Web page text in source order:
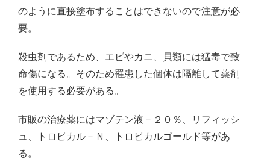
のように直接塗布することはできないので注意が必
要。
殺虫剤であるため、エビやカニ、貝類には猛毒で致
命傷になる。そのため罹患した個体は隔離して薬剤
を使用する必要がある。
市販の治療薬にはマゾテン液－２０％、リフィッシ
ュ、トロピカル－Ｎ、トロピカルゴールド等があ
る。